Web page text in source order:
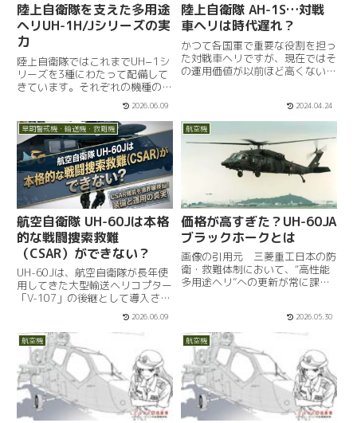
陸上自衛隊を支えた多用途
ヘリUH-1H/Jシリーズの実
力
陸上自衛隊ではこれまでUH−1シ
リーズを3種にわたって配備して
きています。それぞれの機種の特
徴を見ていきましょう。UH-1Bの
特徴と運用1962年、富士重工の
ライセンス生産によって陸上自衛
隊において初めて配備されたUH-
1がUH-1Bです。...
2026.06.09
陸上自衛隊 AH-1S…対戦
車ヘリは時代遅れ？
かつて各国軍で重要な役割を担っ
た対戦車ヘリですが、現在ではそ
の運用価値が以前ほど高くないと
導兵器の発展や携帯型対戦車ミサ
イルの普及により、低空で飛行す
るヘリは容易に攻撃される可能
性...
2024.04.24
早期警戒機・輸送機・救難機
航空自衛隊 UH-60Jは本格
的な戦闘捜索救難
（CSAR）ができない？
UH-60Jは、航空自衛隊が長年使
用してきた大型輸送ヘリコプター
「V-107」の後継として導入され
た全天候型救難ヘリコプターで
す。赤外線暗視装置（FLIR）や気
象レーダー、そして高精度な慣性
航法装置を搭載しており、昼夜・
悪天候を問わず任務を...
2026.06.09
航空機
価格が高すぎた？UH-60JA
ブラックホークとは
画像の引用元 三菱重工日本の防
衛・救難体制において、“高性能
多用途ヘリ”への更新が常に課題
ター、UH-60JAブラックホーク
は、米国のシコルスキー社UH-
60型を日本向けに改良した...
2026.05.30
航空機 航空機